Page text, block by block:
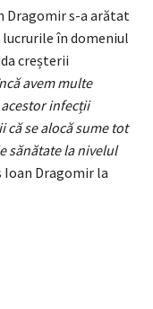
Dragomir s-a arătat
în domeniul
creșterii
avem multe
infecții
că se alocă sume tot
sănătate la nivelul
Ioan Dragomir la